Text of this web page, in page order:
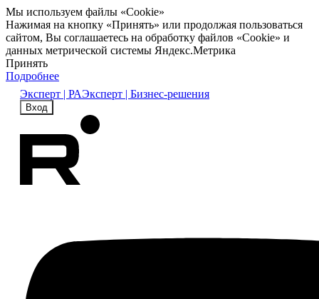
Мы используем файлы «Cookie»
Нажимая на кнопку «Принять» или продолжая пользоваться
сайтом, Вы соглашаетесь на обработку файлов «Cookie» и
данных метрической системы Яндекс.Метрика
Принять
Подробнее
Эксперт | РАЭксперт | Бизнес-решения
Вход